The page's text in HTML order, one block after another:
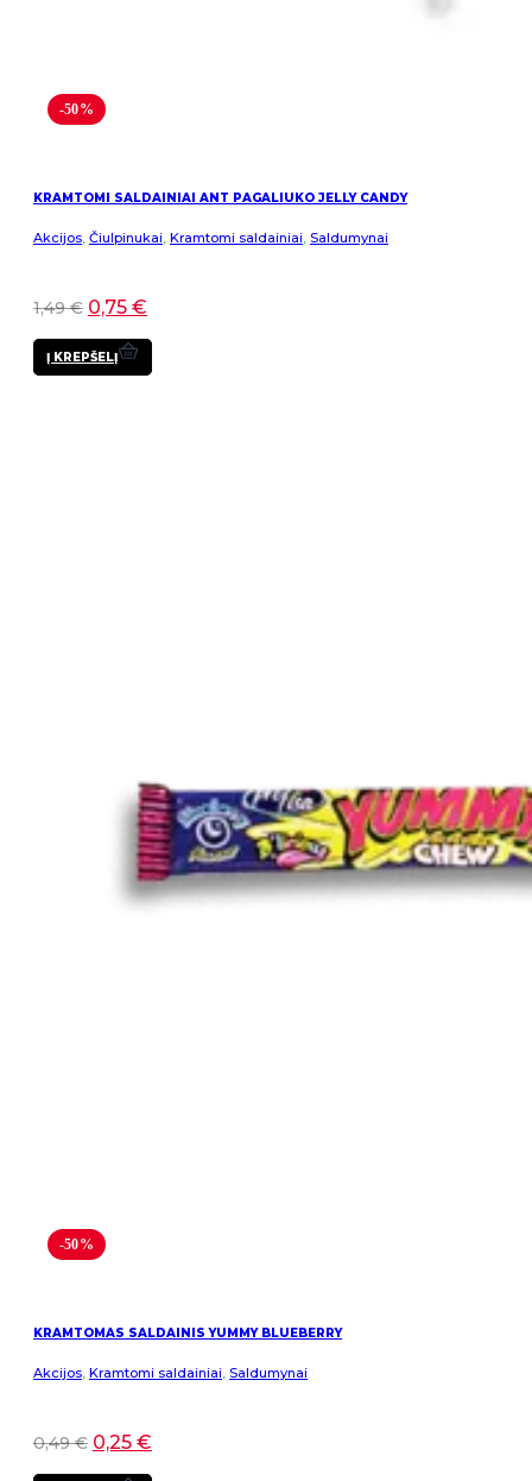
-50%
KRAMTOMI SALDAINIAI ANT PAGALIUKO JELLY CANDY
Akcijos, Čiulpinukai, Kramtomi saldainiai, Saldumynai
1,49€ 0,75 €
Į KREPŠELĮ
-50%
KRAMTOMAS SALDAINIS YUMMY BLUEBERRY
Akcijos, Kramtomi saldainiai, Saldumynai
0,49€ 0,25 €